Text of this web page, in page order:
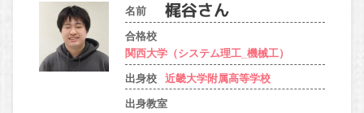
名前
合格校
関西大学（システム理工_機械工）
出身校 近畿大学附属高等学校
出身教室